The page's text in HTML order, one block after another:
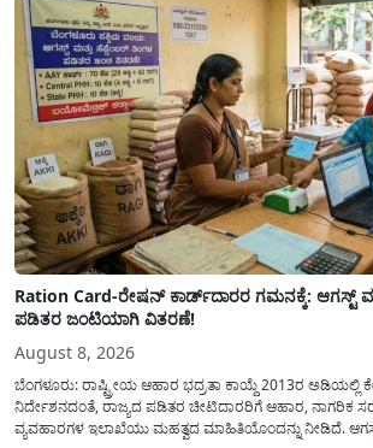
Ration Card-ರೇಷನ್ ಕಾರ್ಡ್‍ದಾರರ ಗಮನಕ್ಕೆ: ಆಗಸ್ಟ್
ಪಡಿತರ ಜಂಟಿಯಾಗಿ ವಿತರಣೆ!
August 8, 2026
ಬೆಂಗಳೂರು: ರಾಷ್ಟ್ರೀಯ ಆಹಾರ ಭದ್ರತಾ ಕಾಯ್ದೆ 2013ರ ಅಡಿಯಲ್ಲಿ
ನಿರ್ದೇಶನದಂತೆ, ರಾಜ್ಯದ ಪಡಿತರ ಚೀಟಿದಾರರಿಗೆ ಆಹಾರ, ನಾಗರಿಕ
ವ್ಯವಹಾರಗಳ ಇಲಾಖೆಯು ಮಹತ್ವದ ಮಾಹಿತಿಯೊಂದನ್ನು ನೀಡಿದೆ.